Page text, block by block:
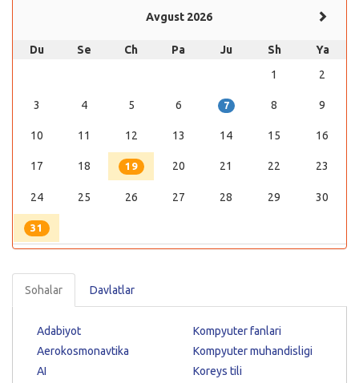
Avgust 2026
Du Se Ch Pa Ju Sh
Ya
1
2
3 4 5 6 7 8 9
10 11 12 13 14 15 16
17 18 19 20 21 22 23
24 25 26 27 28 29 30
31
Sohalar Davlatlar
Adabiyot
Aerokosmonavtika
AI
Kompyuter fanlari
Kompyuter muhandisligi
Koreys tili